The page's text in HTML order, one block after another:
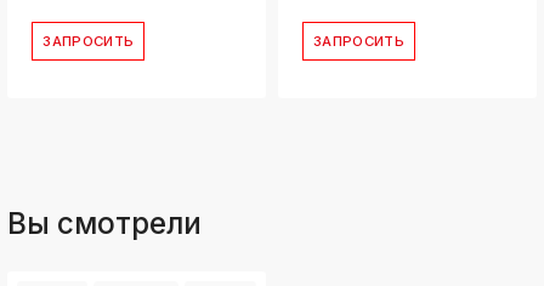
ЗАПРОСИТЬ ЗАПРОСИТЬ
Вы смотрели